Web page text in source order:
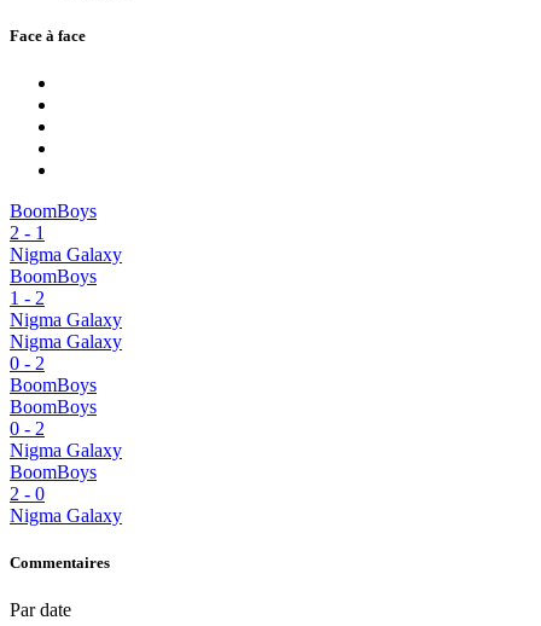
Face à face
BoomBoys
2 - 1
Nigma Galaxy
BoomBoys
1 - 2
Nigma Galaxy
Nigma Galaxy
0 - 2
BoomBoys
BoomBoys
0 - 2
Nigma Galaxy
BoomBoys
2 - 0
Nigma Galaxy
Commentaires
Par date